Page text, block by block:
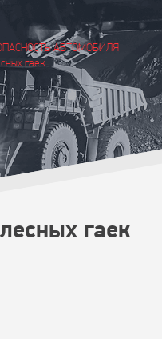
АВТОМОБИЛЯ
гаек
гаек